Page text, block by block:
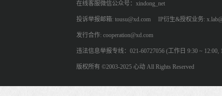
在线客服微信公众号：xindong_net
投诉举报邮箱: tousu@xd.com IP衍生&授权业务:
发行合作: cooperation@xd.com
违法信息举报专线：021-60727056 (工作日 9:30 ~ 12:00,
版权所有 ©2003-2025 心动 All Rights Reserved